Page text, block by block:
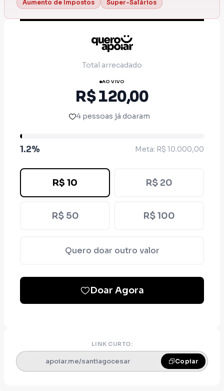
Aumento de Impostos
Super-Salários
Total arrecadado
AO VIVO
R$ 120,00
4 pessoas já doaram
1.2% Meta: R$ 10.000,00
R$ 10 R$ 20
R$ 50 R$ 100
Quero doar outro valor
Doar Agora
LINK CURTO:
apoiar.me/santiagocesar Copiar